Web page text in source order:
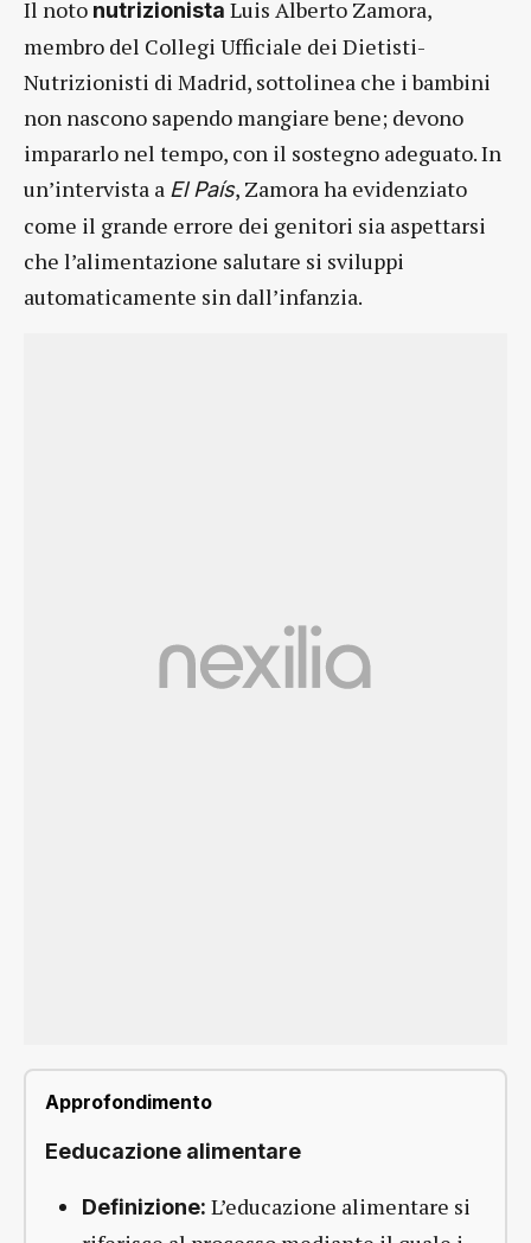
Il noto nutrizionista Luis Alberto Zamora,
membro del Collegi Ufficiale dei Dietisti-
Nutrizionisti di Madrid, sottolinea che i bambini
non nascono sapendo mangiare bene; devono
impararlo nel tempo, con il sostegno adeguato. In
un’intervista a El País, Zamora ha evidenziato
come il grande errore dei genitori sia aspettarsi
che l’alimentazione salutare si sviluppi
automaticamente sin dall’infanzia.
Approfondimento
Eeducazione alimentare
Definizione: L’educazione alimentare si